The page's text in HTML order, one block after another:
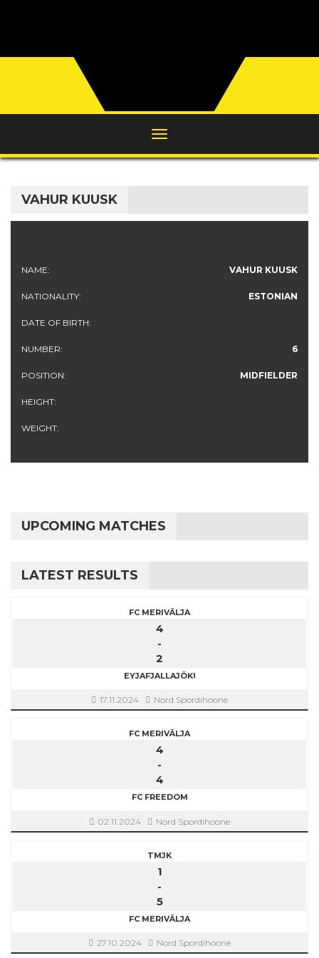
VAHUR KUUSK
NAME: VAHUR KUUSK
NATIONALITY: ESTONIAN
DATE OF BIRTH:
NUMBER: 6
POSITION: MIDFIELDER
HEIGHT:
WEIGHT:
UPCOMING MATCHES
LATEST RESULTS
FC MERIVÄLJA
4
-
2
EYJAFJALLAJÖKULL
17.11.2024 Nord Spordihoone
FC MERIVÄLJA
4
-
4
FC FREEDOM
02.11.2024 Nord Spordihoone
TMJK
1
-
5
FC MERIVÄLJA
27.10.2024 Nord Spordihoone